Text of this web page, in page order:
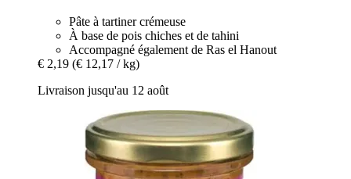
Pâte à tartiner crémeuse
À base de pois chiches et de tahini
Accompagné également de Ras el Hanout
€ 2,19 (€ 12,17 / kg)
Livraison jusqu'au 12 août